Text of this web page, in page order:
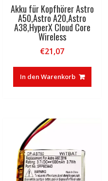
Akku für Kopfhörer Astro
A50,Astro A20,Astro
A38,HyperX Cloud Core
Wireless
€21,07
In den Warenkorb